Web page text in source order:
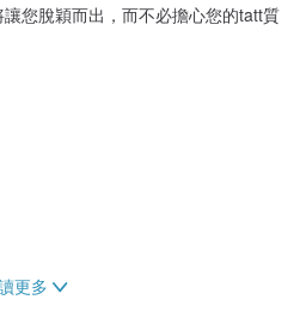
您脫穎而出，而不必擔心您的tatt質
更多